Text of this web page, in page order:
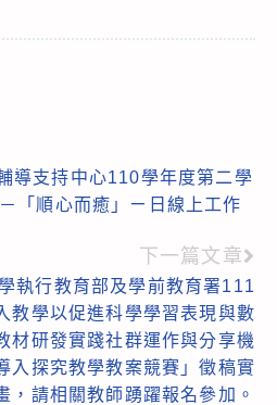
導支持中心110學年度第二學
「順心而癒」ㄧ日線上工作
下一篇文章
執行教育部及學前教育署111
教學以促進科學學習表現與數
材研發實踐社群運作與分享機
入探究教學教案競賽」徵稿實
，請相關教師踴躍報名參加。